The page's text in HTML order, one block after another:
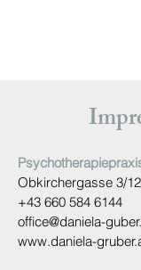
Obkirchergasse 3/
+43 660 584 6144
office@daniela-
www.daniela-